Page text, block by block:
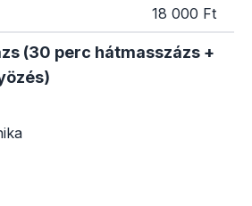
18 000 Ft
(30 perc hátmasszázs +